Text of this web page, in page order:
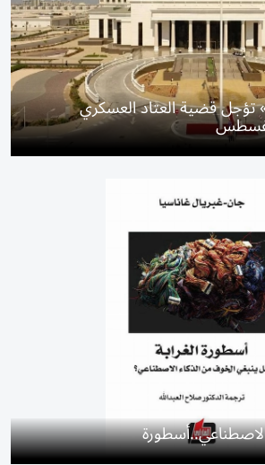
تؤجل قضية العتاد العسكري